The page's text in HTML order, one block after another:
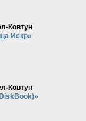
Ковтун
Искр»
Ковтун